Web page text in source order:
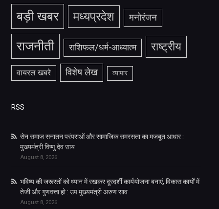
बड़ी खबर मध्यप्रदेश मनोरंजन
राजनीती राशिफल/धर्म-आध्यात्म राष्ट्रीय
वायरल खबरे विशेष लेख व्यापार
RSS
सेन समाज सनातन परंपराओं और सामाजिक समरसता का मजबूत आधार :
मुख्यमंत्री विष्णु देव साय
August 8, 2026
भविष्य की जरूरतों को ध्यान में रखकर दूरदर्शी कार्ययोजना बनाएं, विकास कार्यों में
तेजी और गुणवत्ता हो : उप मुख्यमंत्री अरुण साव
August 8, 2026